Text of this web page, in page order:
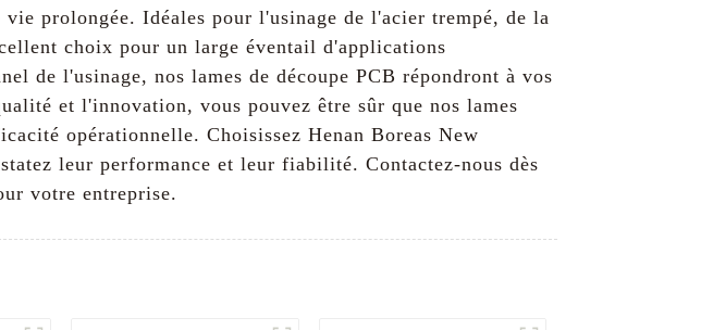
prolongée. Idéales pour l'usinage de l'acier trempé, de la
choix pour un large éventail d'applications
de l'usinage, nos lames de découpe PCB répondront à vos
et l'innovation, vous pouvez être sûr que nos lames
opérationnelle. Choisissez Henan Boreas New
leur performance et leur fiabilité. Contactez-nous dès
votre entreprise.